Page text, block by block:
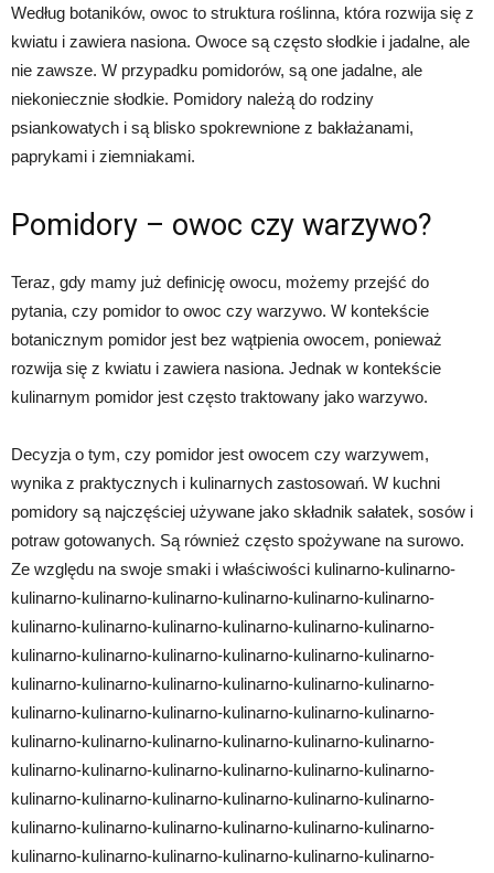
Według botaników, owoc to struktura roślinna, która rozwija się z
kwiatu i zawiera nasiona. Owoce są często słodkie i jadalne, ale
nie zawsze. W przypadku pomidorów, są one jadalne, ale
niekoniecznie słodkie. Pomidory należą do rodziny
psiankowatych i są blisko spokrewnione z bakłażanami,
paprykami i ziemniakami.
Pomidory – owoc czy warzywo?
Teraz, gdy mamy już definicję owocu, możemy przejść do
pytania, czy pomidor to owoc czy warzywo. W kontekście
botanicznym pomidor jest bez wątpienia owocem, ponieważ
rozwija się z kwiatu i zawiera nasiona. Jednak w kontekście
kulinarnym pomidor jest często traktowany jako warzywo.
Decyzja o tym, czy pomidor jest owocem czy warzywem,
wynika z praktycznych i kulinarnych zastosowań. W kuchni
pomidory są najczęściej używane jako składnik sałatek, sosów i
potraw gotowanych. Są również często spożywane na surowo.
Ze względu na swoje smaki i właściwości kulinarno-kulinarno-
kulinarno-kulinarno-kulinarno-kulinarno-kulinarno-kulinarno-
kulinarno-kulinarno-kulinarno-kulinarno-kulinarno-kulinarno-
kulinarno-kulinarno-kulinarno-kulinarno-kulinarno-kulinarno-
kulinarno-kulinarno-kulinarno-kulinarno-kulinarno-kulinarno-
kulinarno-kulinarno-kulinarno-kulinarno-kulinarno-kulinarno-
kulinarno-kulinarno-kulinarno-kulinarno-kulinarno-kulinarno-
kulinarno-kulinarno-kulinarno-kulinarno-kulinarno-kulinarno-
kulinarno-kulinarno-kulinarno-kulinarno-kulinarno-kulinarno-
kulinarno-kulinarno-kulinarno-kulinarno-kulinarno-kulinarno-
kulinarno-kulinarno-kulinarno-kulinarno-kulinarno-kulinarno-